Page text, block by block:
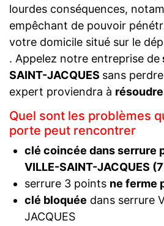
lourdes conséquences,
empêchant de pouvoir
votre domicile situé sur le
. Appelez notre entreprise de
SAINT-JACQUES sans
expert proviendra à
Quel sont les problèmes
porte peut rencontrer
clé coincée dans serrure
VILLE-SAINT-JACQUES
serrure 3 points ne ferme
clé bloquée dans serrure
JACQUES